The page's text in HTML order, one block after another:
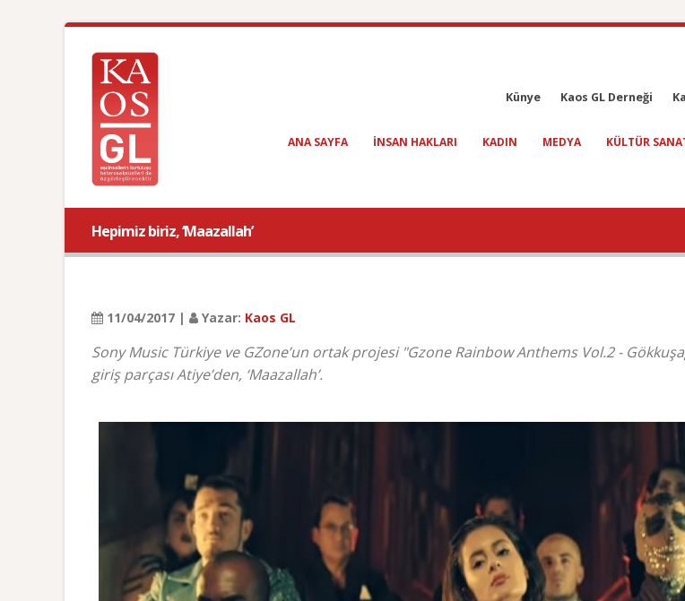
Künye Kaos GL Derneği
ANA SAYFA INSAN HAKLARI KADIN MEDYA KÜLTÜR
Hepimiz biriz, ‘Maazallah’
11/04/2017 | Yazar: Kaos GL
Sony Music Türkiye ve GZone’un ortak projesi "Gzone Rainbow Anthems Vol.2 -
giriş parçası Atiye’den, ‘Maazallah’.